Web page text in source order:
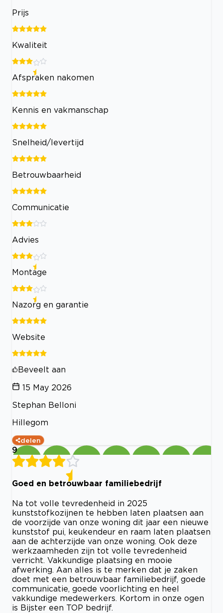
Prijs
Kwaliteit
Afspraken nakomen
Kennis en vakmanschap
Snelheid/levertijd
Betrouwbaarheid
Communicatie
Advies
Montage
Nazorg en garantie
Website
Beveelt aan
15 May 2026
Stephan Belloni
Hillegom
delen
9
Goed en betrouwbaar familiebedrijf
Na tot volle tevredenheid in 2025
kunststofkozijnen te hebben laten plaatsen aan
de voorzijde van onze woning dit jaar een nieuwe
kunststof pui, keukendeur en raam laten plaatsen
aan de achterzijde van onze woning. Ook deze
werkzaamheden zijn tot volle tevredenheid
verricht. Vakkundige plaatsing en mooie
afwerking. Aan alles is te merken dat je zaken
doet met een betrouwbaar familiebedrijf, goede
communicatie, goede voorlichting en heel
vakkundige medewerkers. Kortom in onze ogen
is Bijster een TOP bedrijf.